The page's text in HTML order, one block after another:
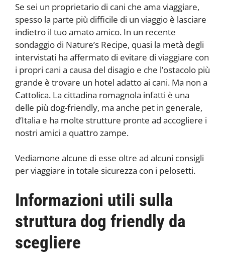
Se sei un proprietario di cani che ama viaggiare,
spesso la parte più difficile di un viaggio è lasciare
indietro il tuo amato amico. In un recente
sondaggio di Nature’s Recipe, quasi la metà degli
intervistati ha affermato di evitare di viaggiare con
i propri cani a causa del disagio e che l’ostacolo più
grande è trovare un hotel adatto ai cani. Ma non a
Cattolica. La cittadina romagnola infatti è una
delle più dog-friendly, ma anche pet in generale,
d’Italia e ha molte strutture pronte ad accogliere i
nostri amici a quattro zampe.
Vediamone alcune di esse oltre ad alcuni consigli
per viaggiare in totale sicurezza con i pelosetti.
Informazioni utili sulla
struttura dog friendly da
scegliere